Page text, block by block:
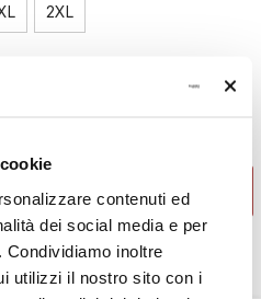
contenuti ed
dei social media e per
inoltre
utilizzi il nostro sito con i
2XL
AL CARRELLO